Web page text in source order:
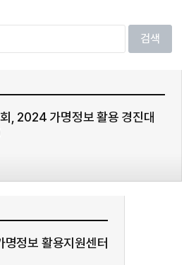
검색
, 2024 가명정보 활용 경진대
명정보 활용지원센터